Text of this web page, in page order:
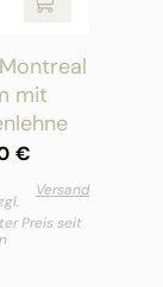
mit
€
Versand
Preis seit